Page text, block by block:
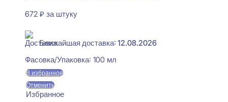
672 ₽ за штуку
Ближайшая доставка: 12.08.2026
Фасовка/Упаковка: 100 мл
В избранное
Отменить
Избранное